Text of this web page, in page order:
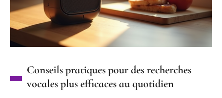
Conseils pratiques pour des recherches
vocales plus efficaces au quotidien